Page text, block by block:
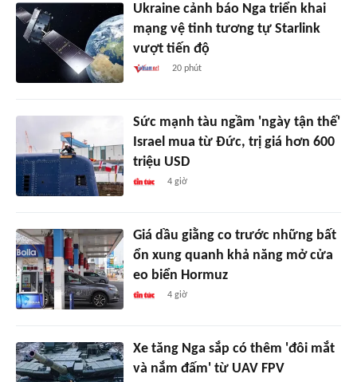
Ukraine cảnh báo Nga triển khai
mạng vệ tinh tương tự Starlink
vượt tiến độ
20 phút
Sức mạnh tàu ngầm 'ngày tận thế'
Israel mua từ Đức, trị giá hơn 600
triệu USD
4 giờ
Giá dầu giằng co trước những bất
ổn xung quanh khả năng mở cửa
eo biển Hormuz
4 giờ
Xe tăng Nga sắp có thêm 'đôi mắt
và nắm đấm' từ UAV FPV